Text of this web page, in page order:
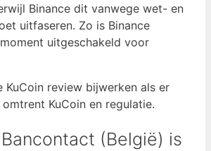
Binance dit vanwege wet- en
uitfaseren. Zo is Binance
uitgeschakeld voor
KuCoin review bijwerken als er
KuCoin en regulatie.
(België) is